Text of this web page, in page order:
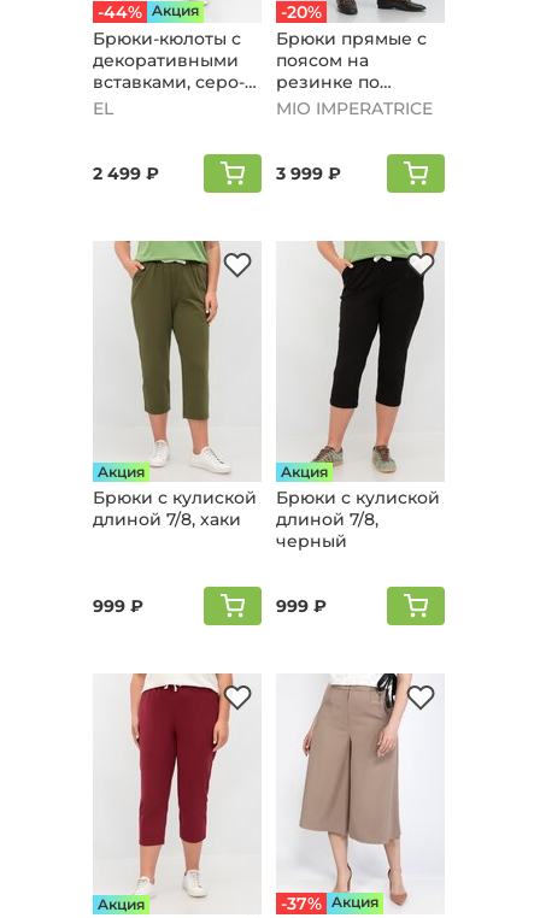
-44% Aкция
Брюки-кюлоты с
декоративными
вставками, серо-
голубой
EL
2 499 ₽
-20%
Брюки прямые с
поясом на
резинке по
спинке, леопард
MIO IMPERATRICE
3 999 ₽
Aкция
Брюки с кулиской
длиной 7/8, хаки
999 ₽
Aкция
Брюки с кулиской
длиной 7/8,
черный
999 ₽
Aкция -37% Aкция